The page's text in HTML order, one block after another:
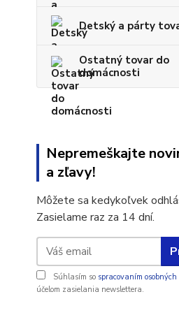
Detský a párty
Ostatný tovar do
domácnosti
Nepremeškajte
a zľavy!
Môžete sa kedykoľvek
Zasielame raz za 14 dní.
Súhlasím so spracovaním
účelom zasielania newslettera.